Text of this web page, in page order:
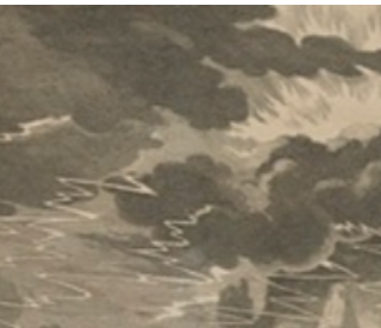
«J‘aime» –
Paracha
Michpatim
«J‘aime» – Paracha Michpatim Il se sent
et en sécurité dans sa vie. Rien ne lui
manque. Sa journée est parfaitement
organisée et il est satisfait de son travail
quotidien. Il apprécie énormément son
maître, il l’aime, et souhaite donc rester
lui pour toujours. Ce lien chaleureux existe